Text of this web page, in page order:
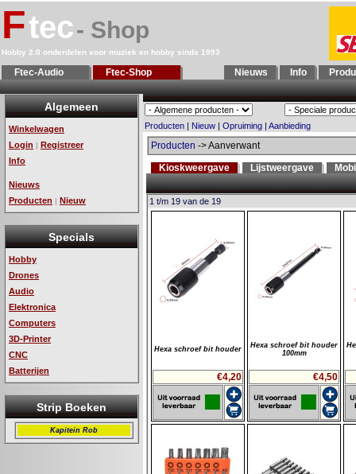
Ftec- Shop
Hobby 2.0 onderdelen voor muziek en hobby sinds 1993
Ftec-Audio Ftec-Shop Nieuws Info
Algemeen
Winkelwagen
Login | Registreer
Info
Nieuws
Producten | Nieuw
Specials
Hobby
Drones
Audio
Elektronica
Computers
3D-Printer
CNC
Batterijen
Strip Boeken
Kapitein Rob
Producten | Nieuw | Opruiming | Aanbieding
Producten -> Aanverwant
Kioskweergave
Lijstweergave
1 t/m 19 van de 19
Hexa schroef bit houder
€4,20
Hexa schroef bit houder
100mm
€4,50